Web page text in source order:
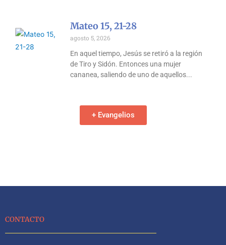
Mateo 15, 21-28
agosto 5, 2026
En aquel tiempo, Jesús se retiró a la región
de Tiro y Sidón. Entonces una mujer
cananea, saliendo de uno de aquellos
+ Evangelios
CONTACTO